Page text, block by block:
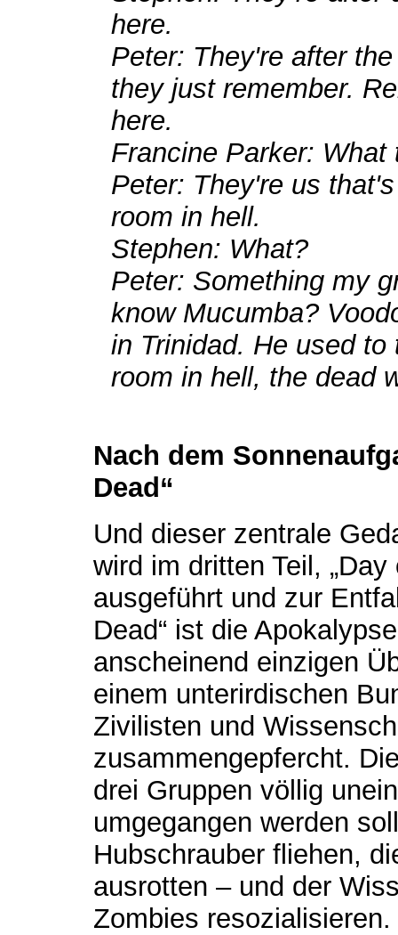
here.
Peter: They're after
they just remember.
here.
Francine Parker: What
Peter: They're us
room in hell.
Stephen: What?
Peter: Something my
know Mucumba?
in Trinidad. He used to
room in hell, the dead
Nach dem
Dead“
Und dieser zentrale
wird im dritten Teil,
ausgeführt und zur
Dead“ ist die
anscheinend einzigen
einem unterirdischen
Zivilisten und
zusammengepfercht.
drei Gruppen völlig
umgegangen werden
Hubschrauber fliehen,
ausrotten – und der
Zombies resozialisieren.